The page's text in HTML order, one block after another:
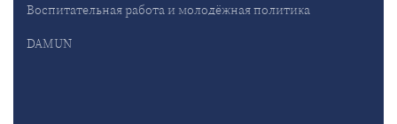
Воспитательная работа и молодёжная политика
DAMUN